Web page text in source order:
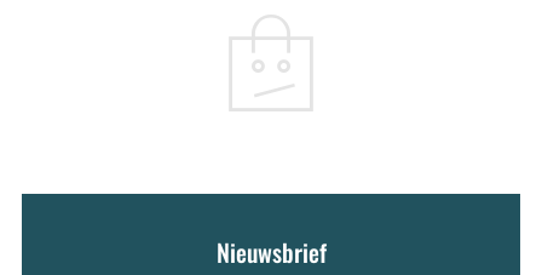
Nieuwsbrief